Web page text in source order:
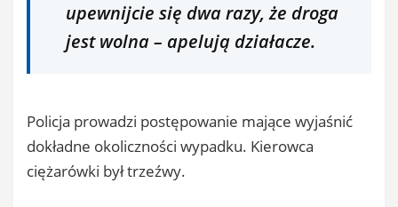
upewnijcie się dwa razy, że droga
jest wolna– apelują działacze.
Policja prowadzi postępowanie mające wyjaśnić
dokładne okoliczności wypadku. Kierowca
ciężarówki był trzeźwy.